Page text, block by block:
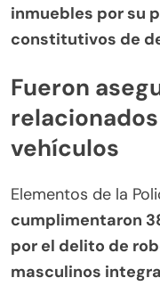
inmuebles por su
constitutivos de
Fueron
vehículos
Elementos de la
cumplimentaron
por el delito de
masculinos